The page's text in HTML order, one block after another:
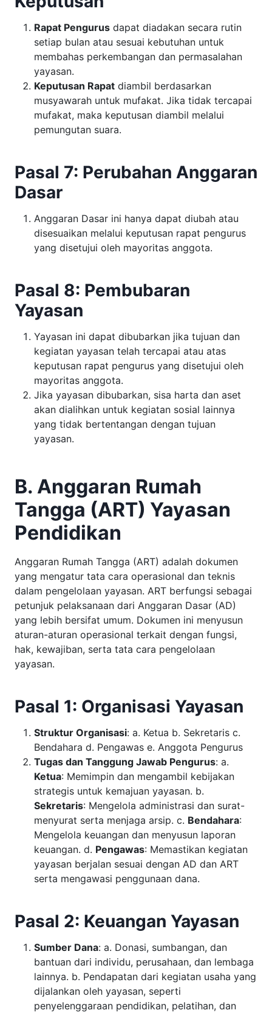
Rapat Pengurus dapat diadakan secara rutin
setiap bulan atau sesuai kebutuhan untuk
membahas perkembangan dan permasalahan
yayasan.
Keputusan Rapat diambil berdasarkan
musyawarah untuk mufakat. Jika tidak tercapai
mufakat, maka keputusan diambil melalui
pemungutan suara.
Pasal 7: Perubahan Anggaran
Dasar
Anggaran Dasar ini hanya dapat diubah atau
disesuaikan melalui keputusan rapat pengurus
yang disetujui oleh mayoritas anggota.
Pasal 8: Pembubaran
Yayasan
Yayasan ini dapat dibubarkan jika tujuan dan
kegiatan yayasan telah tercapai atau atas
keputusan rapat pengurus yang disetujui oleh
mayoritas anggota.
Jika yayasan dibubarkan, sisa harta dan aset
akan dialihkan untuk kegiatan sosial lainnya
yang tidak bertentangan dengan tujuan
yayasan.
B. Anggaran Rumah
Tangga (ART) Yayasan
Pendidikan
Anggaran Rumah Tangga (ART) adalah dokumen
yang mengatur tata cara operasional dan teknis
dalam pengelolaan yayasan. ART berfungsi sebagai
petunjuk pelaksanaan dari Anggaran Dasar (AD)
yang lebih bersifat umum. Dokumen ini menyusun
aturan-aturan operasional terkait dengan fungsi,
hak, kewajiban, serta tata cara pengelolaan
yayasan.
Pasal 1: Organisasi Yayasan
Struktur Organisasi: a. Ketua b. Sekretaris c.
Bendahara d. Pengawas e. Anggota Pengurus
Tugas dan Tanggung Jawab Pengurus: a.
Ketua: Memimpin dan mengambil kebijakan
strategis untuk kemajuan yayasan. b.
Sekretaris: Mengelola administrasi dan surat-
menyurat serta menjaga arsip. c. Bendahara:
Mengelola keuangan dan menyusun laporan
keuangan. d. Pengawas: Memastikan kegiatan
yayasan berjalan sesuai dengan AD dan ART
serta mengawasi penggunaan dana.
Pasal 2: Keuangan Yayasan
Sumber Dana: a. Donasi, sumbangan, dan
bantuan dari individu, perusahaan, dan lembaga
lainnya. b. Pendapatan dari kegiatan usaha yang
dijalankan oleh yayasan, seperti
penyelenggaraan pendidikan, pelatihan, dan